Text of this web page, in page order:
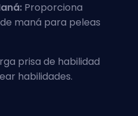
Proporciona
maná para peleas
prisa de habilidad
habilidades.